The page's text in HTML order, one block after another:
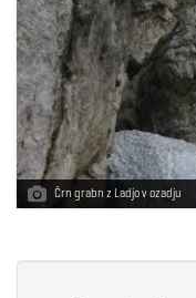
Črn grabn z Ladjo v ozadju